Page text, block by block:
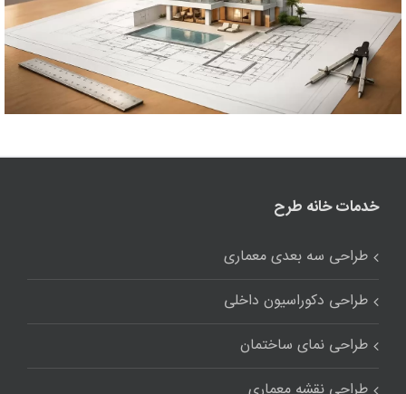
خدمات خانه طرح
طراحی سه بعدی معماری
طراحی دکوراسیون داخلی
طراحی نمای ساختمان